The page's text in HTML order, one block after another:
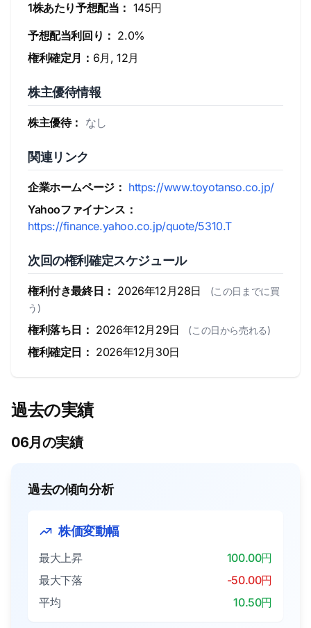
1株あたり予想配当： 145円
予想配当利回り： 2.0%
権利確定月： 6月, 12月
株主優待情報
株主優待： なし
関連リンク
企業ホームページ： https://www.toyotanso.co.jp/
Yahooファイナンス：
https://finance.yahoo.co.jp/quote/5310.T
次回の権利確定スケジュール
権利付き最終日： 2026年12月28日
(この日までに買
う)
権利落ち日： 2026年12月29日 (この日から売れる)
権利確定日： 2026年12月30日
過去の実績
06月の実績
過去の傾向分析
株価変動幅
最大上昇
100.00円
最大下落
-50.00円
平均
10.50円